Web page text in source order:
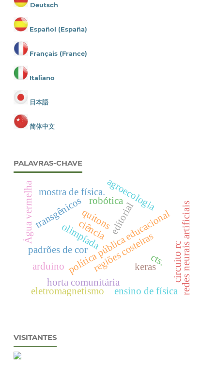
Deutsch
Español (España)
Français (France)
Italiano
日本語
简体中文
PALAVRAS-CHAVE
editorial
olimpíada
política pública educacional
padrões de cor
quítons
regiões costeiras
robótica
redes neurais artificiais
keras
mostra de física.
transgênicos
cts.
horta comunitária
Água vermelha agroecologia
ensino de física
eletromagnetismo
ciência
arduino circuito rc
VISITANTES